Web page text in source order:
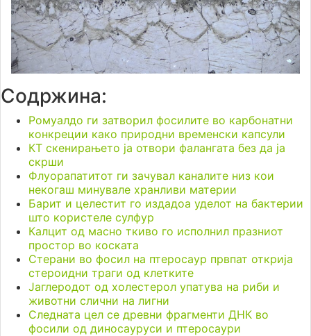
Содржина:
Ромуалдо ги затворил фосилите во карбонатни
конкреции како природни временски капсули
КТ скенирањето ја отвори фалангата без да ја
скрши
Флуорапатитот ги зачувал каналите низ кои
некогаш минувале хранливи материи
Барит и целестит го издадоа уделот на бактерии
што користеле сулфур
Калцит од масно ткиво го исполнил празниот
простор во коската
Стерани во фосил на птеросаур првпат открија
стероидни траги од клетките
Јаглеродот од холестерол упатува на риби и
животни слични на лигни
Следната цел се древни фрагменти ДНК во
фосили од диносауруси и птеросаури